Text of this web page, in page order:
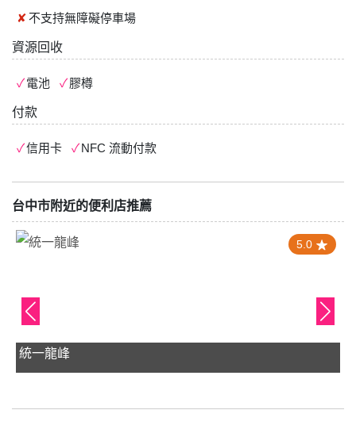
不支持無障礙停車場
資源回收
電池 膠樽
付款
信用卡 NFC 流動付款
台中市附近的便利店推薦
4.0
蝦皮店到店 龍井中社店